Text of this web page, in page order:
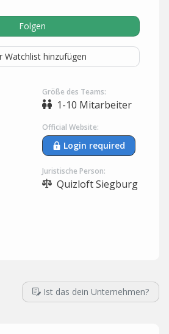
Folgen
Watchlist hinzufügen
Größe des Teams:
1-10 Mitarbeiter
Official Website:
Login required
Juristische Person:
Quizloft Siegburg
Ist das dein Unternehmen?